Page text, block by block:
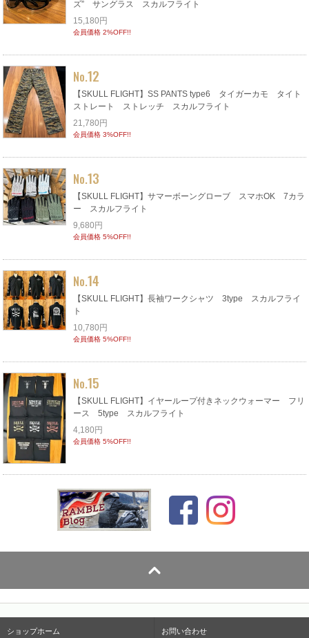
ズ” サングラス スカルフライト
15,180円
会員価格 2%OFF!!
No.12
【SKULL FLIGHT】SS PANTS type6 タイガーカモ タイト
ストレート ストレッチ スカルフライト
21,780円
会員価格 3%OFF!!
No.13
【SKULL FLIGHT】サマーボーングローブ スマホOK 7カラ
ー スカルフライト
9,680円
会員価格 5%OFF!!
No.14
【SKULL FLIGHT】長袖ワークシャツ 3type スカルフライ
ト
10,780円
会員価格 5%OFF!!
No.15
【SKULL FLIGHT】イヤーループ付きネックウォーマー フリ
ース 5type スカルフライト
4,180円
会員価格 5%OFF!!
ショップホーム お問い合わせ